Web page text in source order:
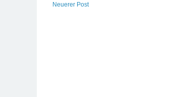
Neuerer Post